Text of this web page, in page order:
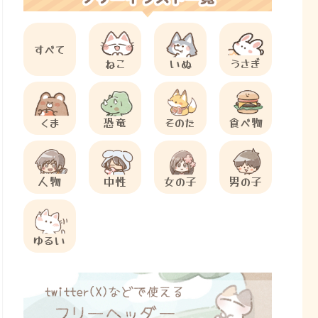
すべて
ねこ
いぬ うさぎ
くま 恐竜 そのた 食べ物
人物 中性 女の子 男の子
ゆるい